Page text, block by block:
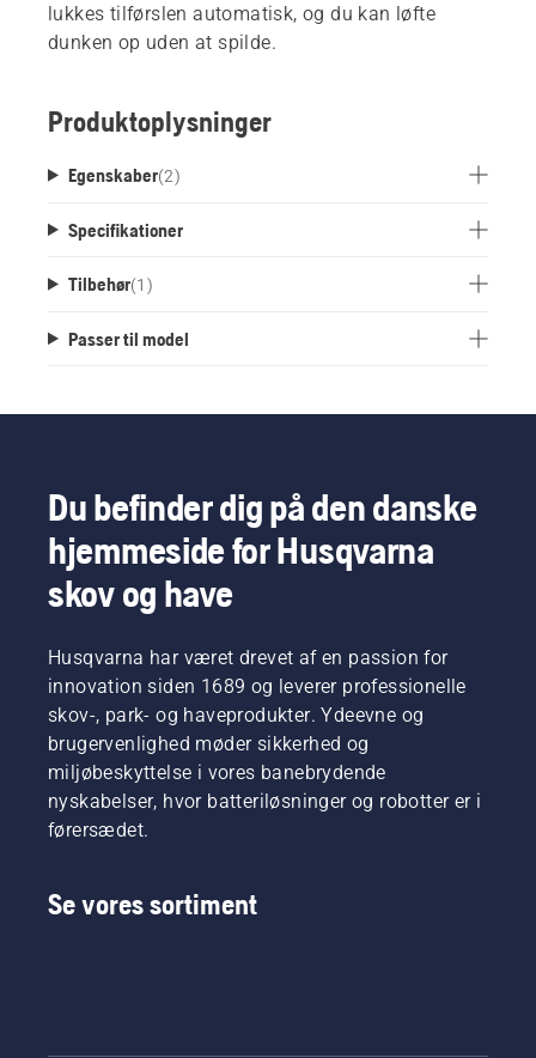
lukkes tilførslen automatisk, og du kan løfte
dunken op uden at spilde.
Produktoplysninger
Egenskaber(2)
Specifikationer
Tilbehør(1 )
Passer til model
Du befinder dig på den danske
hjemmeside for Husqvarna
skov og have
Husqvarna har været drevet af en passion for
innovation siden 1689 og leverer professionelle
skov-, park- og haveprodukter. Ydeevne og
brugervenlighed møder sikkerhed og
miljøbeskyttelse i vores banebrydende
nyskabelser, hvor batteriløsninger og robotter er i
førersædet.
Se vores sortiment